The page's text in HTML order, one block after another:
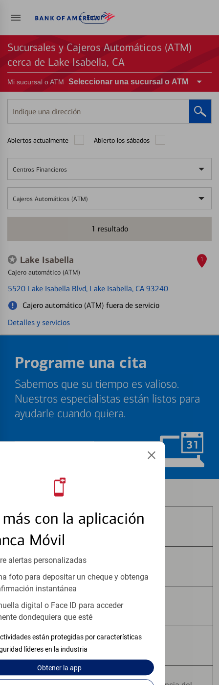
Entrar
con la aplicación
Móvil
alertas personalizadas
foto para depositar un cheque y obtenga
instantánea
digital o Face ID para acceder
dondequiera que esté
están protegidas por características
líderes en la industria
Obtenerla app
Sucursales y Cajeros Automáticos (ATM)
cerca de Lake Isabella, CA
Mi sucursal o ATM Seleccionar una sucursal o ATM
Indique
una
Abiertos actualmente Abierto los sábados
Centros Financieros
Cajeros Automáticos (ATM)
1 resultado
Lake Isabella
Cajero automático (ATM)
5520 Lake Isabella Blvd, Lake Isabella, CA 93240
Cajero automático (ATM) fuera de servicio
Detalles y servicios
1
Programe una cita
Sabemos que su tiempo es valioso.
Nuestros especialistas están listos para
ayudarle cuando quiera.
Los productos de inversión y seguros:
No Están Asegurados por FDIC
Pueden Perder Valor
No Constituyen Depósitos